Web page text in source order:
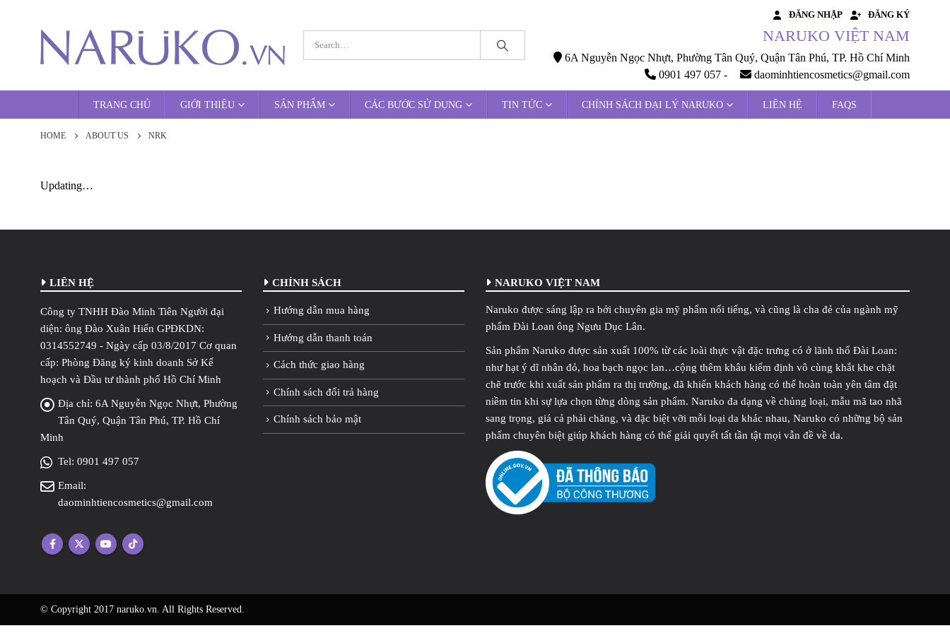
ĐĂNG NHẬP ĐĂNG KÝ
NARUKO VIỆT NAM
6A Nguyễn Ngọc Nhựt, Phường Tân Quý, Quận Tân Phú, TP. Hồ Chí Minh
0901 497 057 -
daominhtiencosmetics@gmail.com
TRANG CHỦ GIỚI THIỆU SẢN PHẨM CÁC BƯỚC SỬ DỤNG TIN TỨC CHÍNH SÁCH ĐẠI LÝ NARUKO LIÊN HỆ FAQS
HOME ABOUT US NRK
Updating…
LIÊN HỆ
Công ty TNHH Đào Minh Tiên Người đại
diện: ông Đào Xuân Hiến GPĐKDN:
0314552749 - Ngày cấp 03/8/2017 Cơ quan
cấp: Phòng Đăng ký kinh doanh Sở Kế
hoạch và Đầu tư thành phố Hồ Chí Minh
Địa chỉ: 6A Nguyễn Ngọc Nhựt, Phường
Tân Quý, Quận Tân Phú, TP. Hồ Chí
Minh
Tel: 0901 497 057
Email:
daominhtiencosmetics@gmail.com
CHÍNH SÁCH
Hướng dẫn mua hàng
Hướng dẫn thanh toán
Cách thức giao hàng
Chính sách đổi trả hàng
Chính sách bảo mật
NARUKO VIỆT NAM
Naruko được sáng lập ra bởi chuyên gia mỹ phẩm nổi tiếng, và cũng là cha đẻ của ngành mỹ
phẩm Đài Loan ông Ngưu Dục Lân.
Sản phẩm Naruko được sản xuất 100% từ các loài thực vật đặc trưng có ở lãnh thổ Đài Loan:
như hạt ý dĩ nhân đỏ, hoa bạch ngọc lan…cộng thêm khâu kiểm định vô cùng khắt khe chặt
chẽ trước khi xuất sản phẩm ra thị trường, đã khiến khách hàng có thể hoàn toàn yên tâm đặt
niềm tin khi sự lựa chọn từng dòng sản phẩm. Naruko đa dạng về chủng loại, mẫu mã tao nhã
sang trọng, giá cả phải chăng, và đặc biệt vỡi mỗi loại da khác nhau, Naruko có những bộ sản
phẩm chuyên biệt giúp khách hàng có thể giải quyết tất tần tật mọi vẫn đề về da.
© Copyright 2017 naruko.vn. All Rights Reserved.